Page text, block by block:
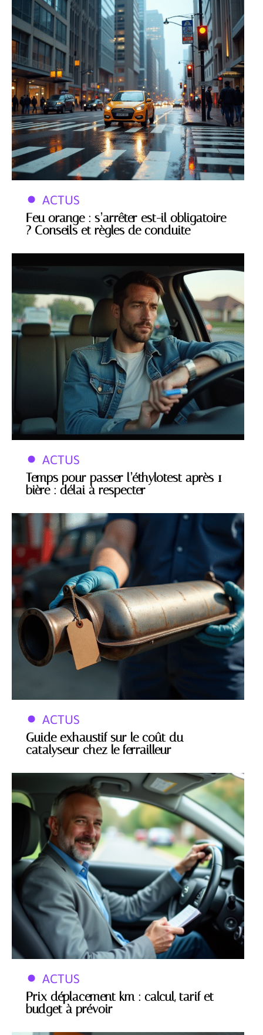
ACTUS
Feu orange : s’arrêter est-il obligatoire
? Conseils et règles de conduite
ACTUS
Temps pour passer l’éthylotest après 1
bière : délai à respecter
ACTUS
Guide exhaustif sur le coût du
catalyseur chez le ferrailleur
ACTUS
Prix déplacement km : calcul, tarif et
budget à prévoir